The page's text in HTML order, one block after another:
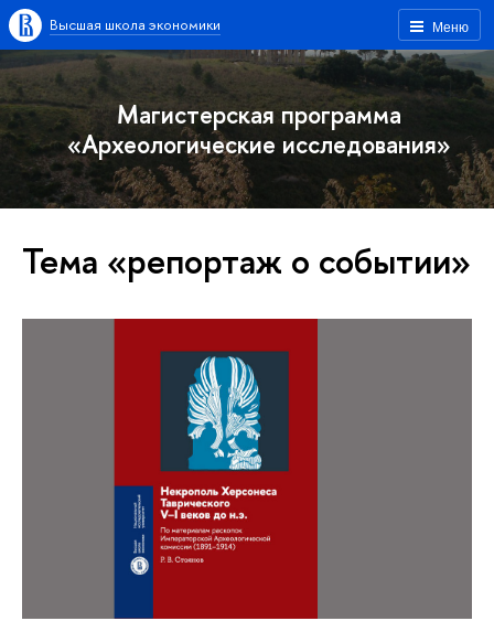
Меню
Высшая школа экономики
Магистерская программа
«Археологические исследования»
Тема «репортаж о событии»